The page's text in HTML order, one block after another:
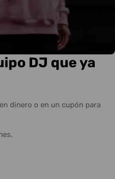
DJ que ya
dinero o en un cupón para